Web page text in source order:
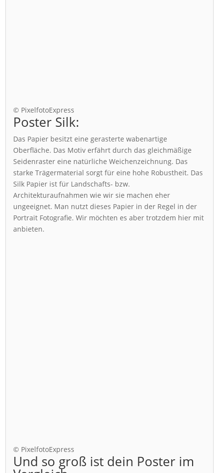
© PixelfotoExpress
Poster Silk:
Das Papier besitzt eine gerasterte wabenartige
Oberfläche. Das Motiv erfährt durch das gleichmäßige
Seidenraster eine natürliche Weichenzeichnung. Das
starke Trägermaterial sorgt für eine hohe Robustheit. Das
Silk Papier ist für Landschafts- bzw.
Architekturaufnahmen wie wir sie machen eher
ungeeignet. Man nutzt dieses Papier in der Regel in der
Portrait Fotografie. Wir möchten es aber trotzdem hier mit
anbieten.
© PixelfotoExpress
Und so groß ist dein Poster im